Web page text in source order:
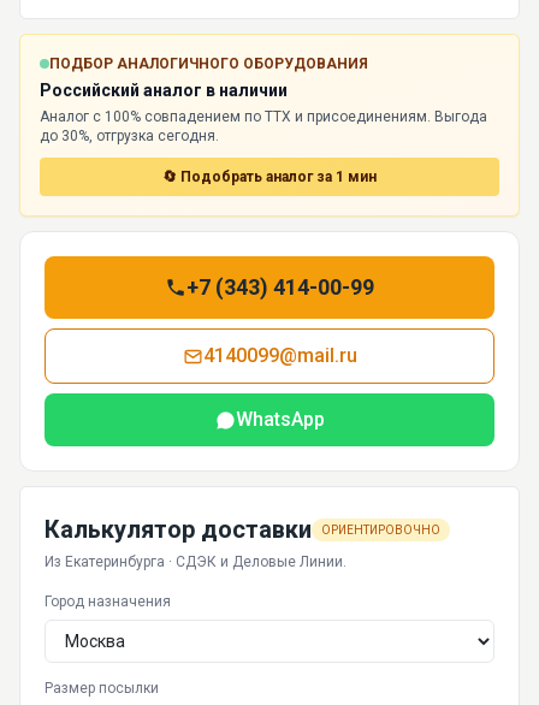
ПОДБОР АНАЛОГИЧНОГО ОБОРУДОВАНИЯ
Российский аналог в наличии
Аналог с 100% совпадением по ТТХ и присоединениям. Выгода
до 30%, отгрузка сегодня.
🔄 Подобрать аналог за 1 мин
+7 (343) 414-00-99
4140099@mail.ru
WhatsApp
Калькулятор доставки ОРИЕНТИРОВОЧНО
Из Екатеринбурга · СДЭК и Деловые Линии.
Город назначения
Размер посылки